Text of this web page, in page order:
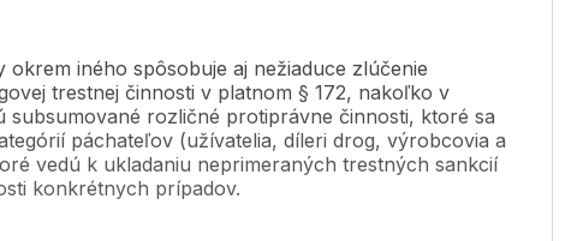
okrem iného spôsobuje aj nežiaduce zlúčenie
trestnej činnosti v platnom § 172, nakoľko v
subsumované rozličné protiprávne činnosti, ktoré sa
páchateľov (užívatelia, díleri drog, výrobcovia a
vedú k ukladaniu neprimeraných trestných sankcií
konkrétnych prípadov.